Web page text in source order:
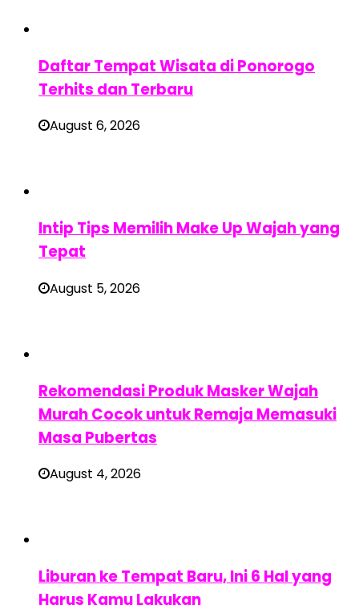
Daftar Tempat Wisata di Ponorogo
Terhits dan Terbaru
August 6, 2026
Intip Tips Memilih Make Up Wajah yang
Tepat
August 5, 2026
Rekomendasi Produk Masker Wajah
Murah Cocok untuk Remaja Memasuki
Masa Pubertas
August 4, 2026
Liburan ke Tempat Baru, Ini 6 Hal yang
Harus Kamu Lakukan